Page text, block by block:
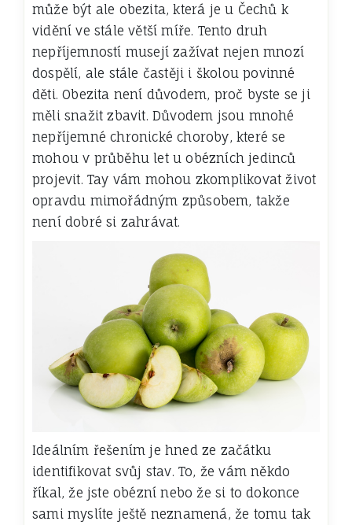
může být ale obezita, která je u Čechů k
vidění ve stále větší míře. Tento druh
nepříjemností musejí zažívat nejen mnozí
dospělí, ale stále častěji i školou povinné
děti. Obezita není důvodem, proč byste se ji
měli snažit zbavit. Důvodem jsou mnohé
nepříjemné chronické choroby, které se
mohou v průběhu let u obézních jedinců
projevit. Tay vám mohou zkomplikovat život
opravdu mimořádným způsobem, takže
není dobré si zahrávat.
Ideálním řešením je hned ze začátku
identifikovat svůj stav. To, že vám někdo
říkal, že jste obézní nebo že si to dokonce
sami myslíte ještě neznamená, že tomu tak